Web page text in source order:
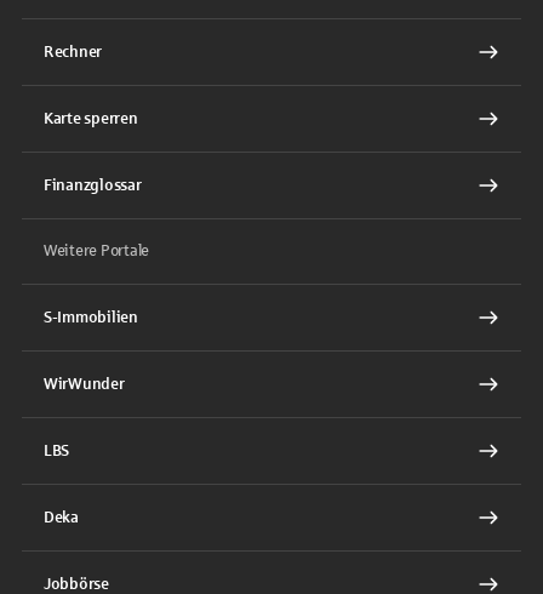
Rechner
Karte sperren
Finanzglossar
Weitere Portale
S-Immobilien
WirWunder
LBS
Deka
Jobbörse